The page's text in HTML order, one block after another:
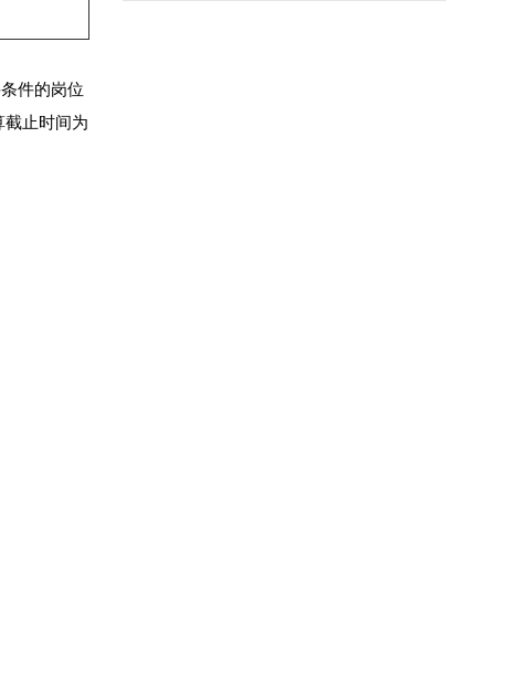
件的岗位
截止时间为